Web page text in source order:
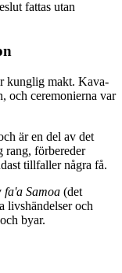
fattas utan
kunglig makt. Kava-
och ceremonierna var
är en del av det
rang, förbereder
tillfaller några få.
fa'a Samoa (det
livshändelser och
byar.